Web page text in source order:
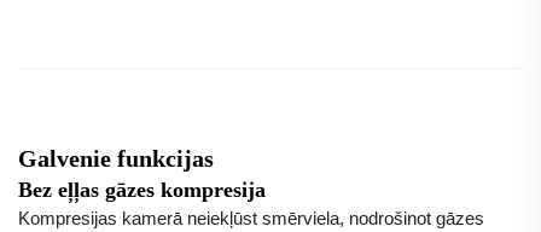
Galvenie funkcijas
Bez eļļas gāzes kompresija
Kompresijas kamerā neiekļūst smērviela, nodrošinot gāzes